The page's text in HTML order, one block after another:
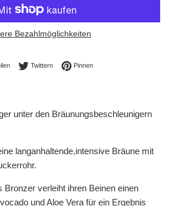
Bezahlmöglichkeiten
Auf Facebook teilen
TwitternAuf Twitter twittern
PinnenAuf Pinterest pinnen
unter den Bräunungsbeschleunigern
langanhaltende,intensive Bräune mit
Bronzer verleiht ihren Beinen einen
und Aloe Vera für ein Ergebnis